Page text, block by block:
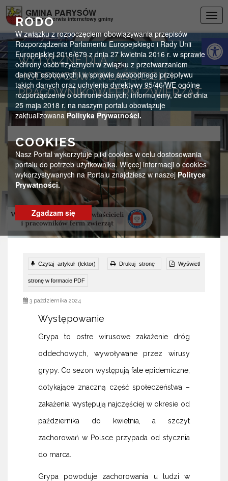
RODO
W związku z rozpoczęciem obowiązywania przepisów
Rozporządzenia Parlamentu Europejskiego i Rady Unii
Europejskiej 2016/679 z dnia 27 kwietnia 2016 r. w sprawie
ochrony osób fizycznych w związku z przetwarzaniem
danych osobowych i w sprawie swobodnego przepływu
takich danych oraz uchylenia dyrektywy 95/46/WE ogólne
rozporządzenie o ochronie danych, informujemy, że od dnia
25 maja 2018 r. na naszym portalu obowiązuje
zaktualizowana Polityka Prywatności.
COOKIES
Nasz Portal wykorzytuje pliki cookies w celu dostosowania
portalu do potrzeb użytkownika. Więcej informacji o cookies
wykorzystywanych na Portalu znajdziesz w naszej Polityce
Prywatności.
Zgadzam się
GMINA PARYSÓW
Oficjalny serwis internetowy gminy
WYTYCZNE DLA
HODOWCÓW/WŁAŚCICIELI I
PRACOWNIKÓW FERM ZWIERZĄT
Czytaj artykuł (lektor) Drukuj stronę Wyświetl
stronę w formacie PDF
3 października 2024
Występowanie
Grypa to ostre wirusowe zakażenie dróg
oddechowych, wywoływane przez wirusy
grypy. Co sezon występują fale epidemiczne,
dotykające znaczną część społeczeństwa –
zakażenia występują najczęściej w okresie od
października do kwietnia, a szczyt
zachorowań w Polsce przypada od stycznia
do marca.
Grypa powoduje zachorowania u ludzi w